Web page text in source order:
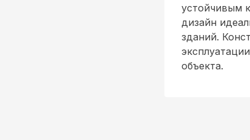
устойчивым
дизайн
зданий.
объекта.